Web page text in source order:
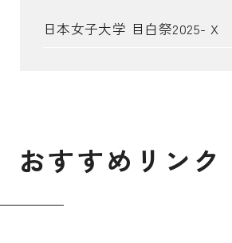
日本女子大学 目白祭2025- X
おすすめ リ ン ク